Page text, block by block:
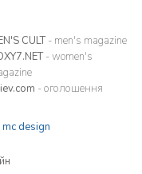
CULT- men's magazine
- women's
- оголошення
mc design